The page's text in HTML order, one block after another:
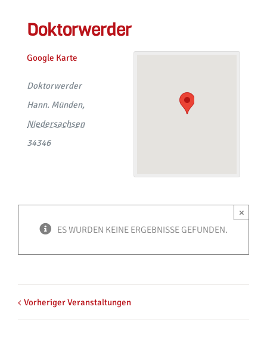
Doktorwerder
Google Karte
Doktorwerder
Hann. Münden,
Niedersachsen
34346
ES WURDEN KEINE ERGEBNISSE GEFUNDEN.
×
Vorheriger Veranstaltungen